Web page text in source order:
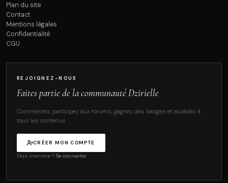
Plan du site
Contact
Mentions légales
Confidentialité
CGU
REJOIGNEZ-NOUS
Faites partie de la communauté Dzirielle
Commentez, participez aux forums, gagnez des badges et accédez à
tous les contenus.
CRÉER MON COMPTE
Déjà membre ? Se connecter